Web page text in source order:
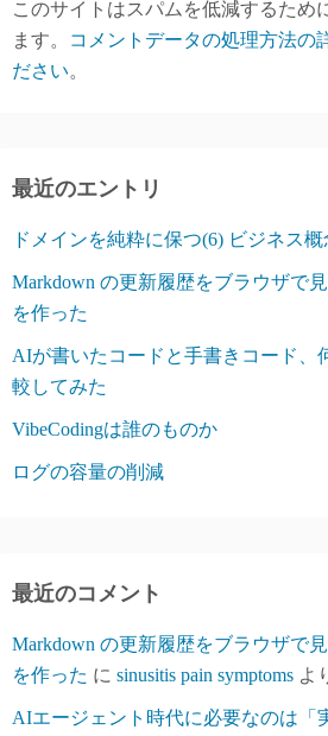
このサイトはスパムを低減するため
ます。
コメントデータの処理方法の
ださい。
最近のエントリ
ドメインを純粋に保つ(6) ビジネス
Markdown の更新履歴をブラウザで
を作った
AIが書いたコードと手書きコード、
較してみた
VibeCodingは誰のものか
ログの容量の削減
最近のコメント
Markdown の更新履歴をブラウザで
を作った に sinusitis pain symptoms よ
AIエージェント時代に必要なのは「